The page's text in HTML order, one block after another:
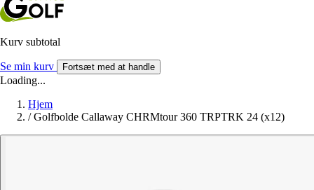
Kurv subtotal
Se min kurv Fortsæt med at handle
Loading...
Hjem
/ Golfbolde Callaway CHRMtour 360 TRPTRK 24 (x12)